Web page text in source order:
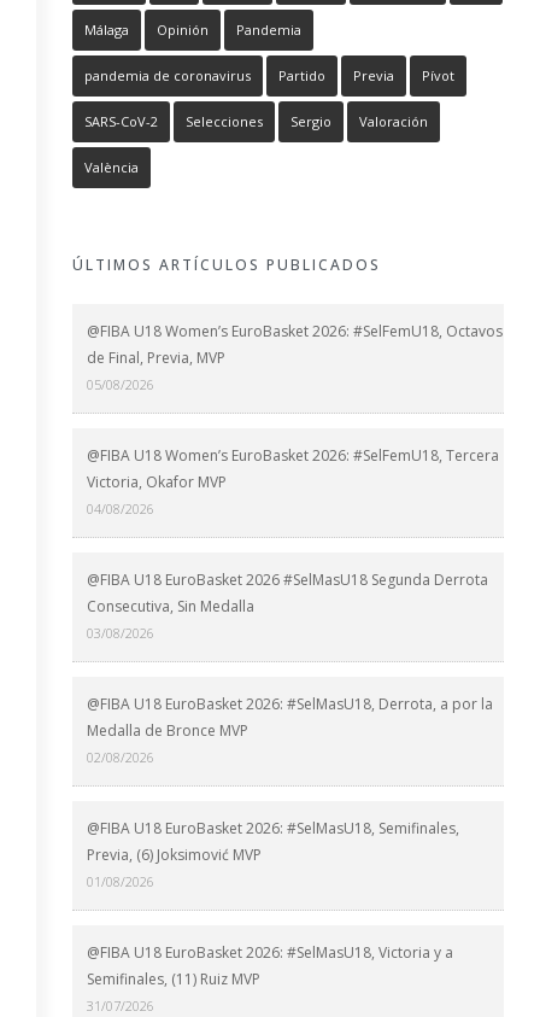
Málaga Opinión Pandemia
pandemia de coronavirus Partido Previa Pívot
SARS-CoV-2 Selecciones Sergio Valoración
València
ÚLTIMOS ARTÍCULOS PUBLICADOS
@FIBA U18 Women’s EuroBasket 2026: #SelFemU18, Octavos
de Final, Previa, MVP
05/08/2026
@FIBA U18 Women’s EuroBasket 2026: #SelFemU18, Tercera
Victoria, Okafor MVP
04/08/2026
@FIBA U18 EuroBasket 2026 #SelMasU18 Segunda Derrota
Consecutiva, Sin Medalla
03/08/2026
@FIBA U18 EuroBasket 2026: #SelMasU18, Derrota, a por la
Medalla de Bronce MVP
02/08/2026
@FIBA U18 EuroBasket 2026: #SelMasU18, Semifinales,
Previa, (6) Joksimović MVP
01/08/2026
@FIBA U18 EuroBasket 2026: #SelMasU18, Victoria y a
Semifinales, (11) Ruiz MVP
31/07/2026